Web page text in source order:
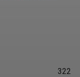
322